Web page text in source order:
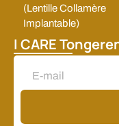
(Lentille Collamère
Implantable)
I CARE